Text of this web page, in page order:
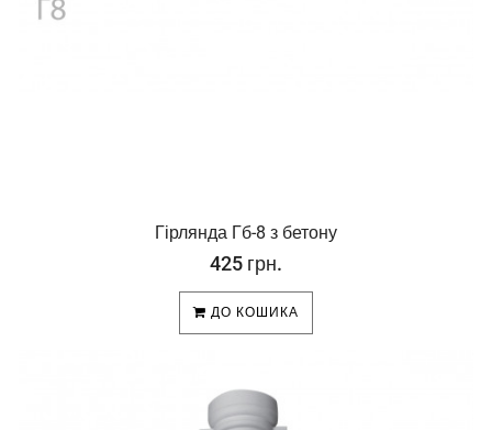
Гірлянда Гб-8 з бетону
425 грн.
ДО КОШИКА